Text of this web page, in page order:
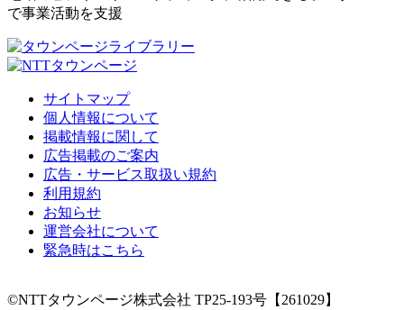
で事業活動を支援
サイトマップ
個人情報について
掲載情報に関して
広告掲載のご案内
広告・サービス取扱い規約
利用規約
お知らせ
運営会社について
緊急時はこちら
©NTTタウンページ株式会社 TP25-193号【261029】